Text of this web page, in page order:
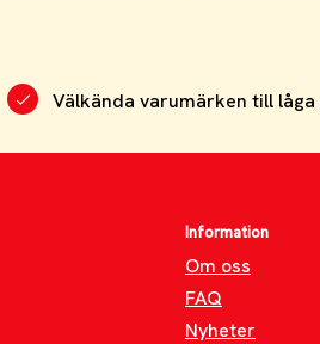
Välkända varumärken till
Information
Om oss
FAQ
Nyheter